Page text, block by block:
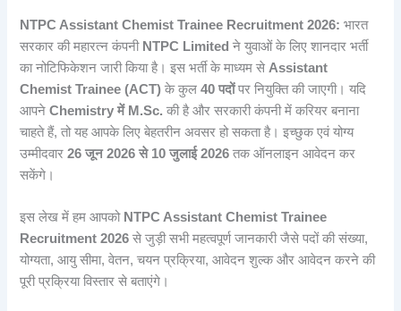
NTPC Assistant Chemist Trainee Recruitment 2026: भारत
सरकार की महारत्न कंपनी NTPC Limited ने युवाओं के लिए शानदार भर्ती
का नोटिफिकेशन जारी किया है। इस भर्ती के माध्यम से Assistant
Chemist Trainee (ACT) के कुल40 पदोंपर नियुक्ति की जाएगी। यदि
आपनेChemistry में M.Sc. की है और सरकारी कंपनी में करियर बनाना
चाहते हैं, तो यह आपके लिए बेहतरीन अवसर हो सकता है। इच्छुक एवं योग्य
उम्मीदवार26 जून 2026 से 10 जुलाई 2026 तक ऑनलाइन आवेदन कर
सकेंगे।
इस लेख में हम आपको NTPC Assistant Chemist Trainee
Recruitment 2026 से जुड़ी सभी महत्वपूर्ण जानकारी जैसे पदों की संख्या,
योग्यता, आयु सीमा, वेतन, चयन प्रक्रिया, आवेदन शुल्क और आवेदन करने की
पूरी प्रक्रिया विस्तार से बताएंगे।